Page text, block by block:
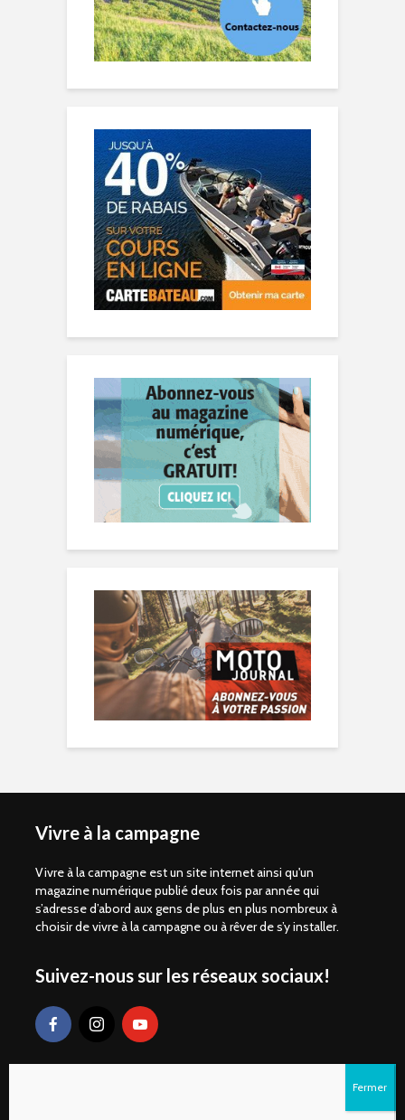
Vivre à la campagne
Vivre à la campagne est un site internet ainsi qu'un
magazine numérique publié deux fois par année qui
s’adresse d’abord aux gens de plus en plus nombreux à
choisir de vivre à la campagne ou à rêver de s’y installer.
Suivez-nous sur les réseaux sociaux!